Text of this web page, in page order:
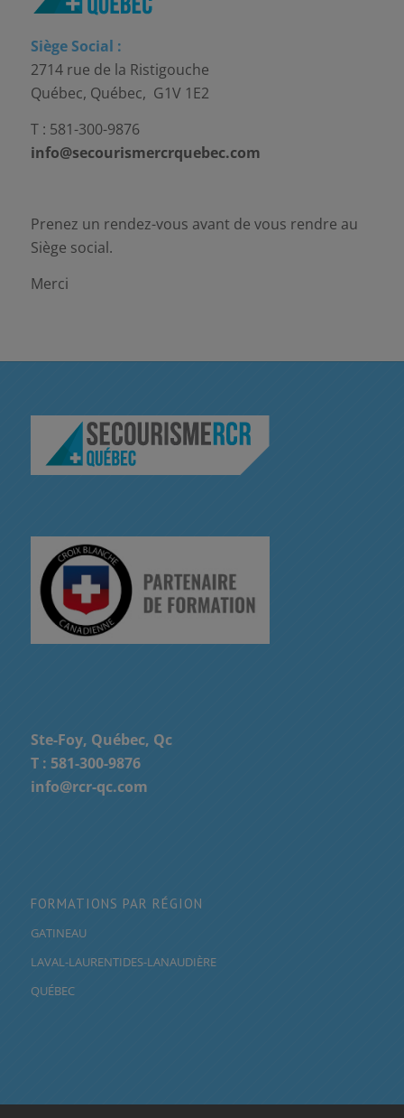
Siège Social :
2714 rue de la Ristigouche
Québec, Québec, G1V 1E2
T : 581-300-9876
info@secourismercrquebec.com
Prenez un rendez-vous avant de vous rendre au
Siège social.
Merci
Ste-Foy, Québec, Qc
T : 581-300-9876
info@rcr-qc.com
FORMATIONS PAR RÉGION
GATINEAU
LAVAL-LAURENTIDES-LANAUDIÈRE
QUÉBEC